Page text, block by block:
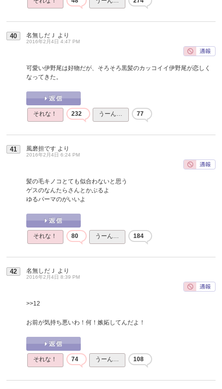
40 名無しだＪ より
2016年2月4日 4:47 PM
可愛い伊野尾は好物だが、そろそろ黒髪のカッコイイ伊野尾が恋しく
なってきた。
それな！ 232 うーん… 77
41 風磨担です より
2016年2月4日 6:24 PM
髪の毛キノコとても似合わないと思う
ゲスのなんたらさんとかぶるよ
ゆるパーマのがいいよ
それな！ 80 うーん… 184
42 名無しだＪ より
2016年2月4日 8:39 PM
>>12
お前が気持ち悪いわ！何！嫉妬してんだよ！
それな！ 74 うーん… 108